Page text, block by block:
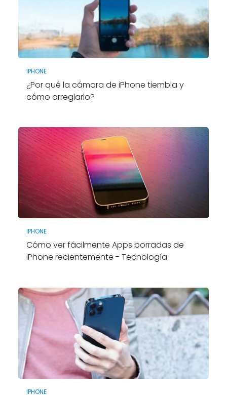
IPHONE
¿Por qué la cámara de iPhone tiembla y
cómo arreglarlo?
IPHONE
Cómo ver fácilmente Apps borradas de
iPhone recientemente - Tecnología
IPHONE